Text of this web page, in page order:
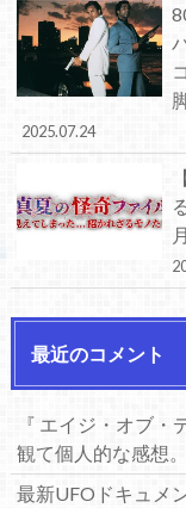
2025.07.24
最近のコメント
『 エイジ・オブ
観て個人的な感想。
最新UFOドキュメ